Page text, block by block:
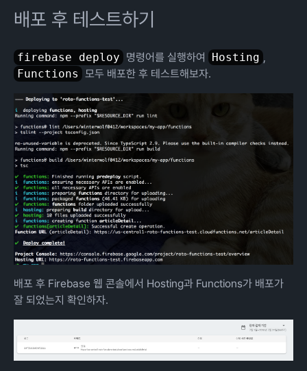
배포 후 테스트하기
firebase deploy 명령어를 실행하여 Hosting ,
Functions 모두 배포한 후 테스트해보자.
배포 후 Firebase 웹 콘솔에서 Hosting과 Functions가 배포가
잘 되었는지 확인하자.